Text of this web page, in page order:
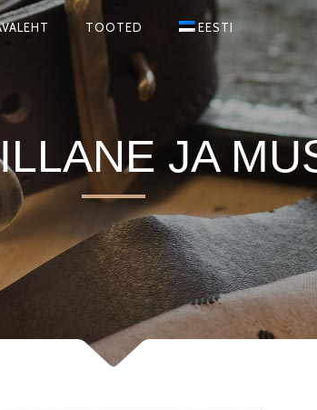
TOOTED EESTI
JA